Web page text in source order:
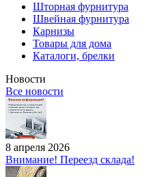
Шторная фурнитура
Швейная фурнитура
Карнизы
Товары для дома
Каталоги, брелки
Новости
Все новости
8 апреля 2026
Внимание! Переезд склада!